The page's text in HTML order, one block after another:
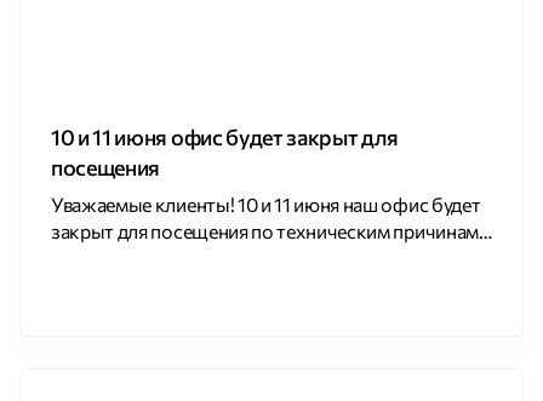
10 и 11 июня офис будет закрыт для
посещения
Уважаемые клиенты! 10 и 11 июня наш офис будет
закрыт для посещения по техническим причинам.